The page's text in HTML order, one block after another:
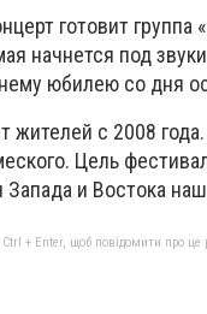
готовит группа
начнется под
юбилею со дня
с 2008
Цель
Запада и Востока
+ Enter, щоб повідомити про це